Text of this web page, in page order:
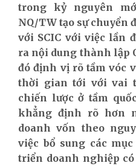
trong kỷ nguyên
NQ/TW tạo sự chuyển
với SCIC với việc lần
ra nội dung thành lập
đó định vị rõ tầm vóc
thời gian tới với vai
chiến lược ở tầm
khẳng định rõ hơn
doanh vốn theo
việc bổ sung các
triển doanh nghiệp có